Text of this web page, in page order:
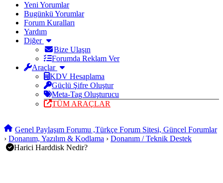
Yeni Yorumlar
Bugünkü Yorumlar
Forum Kuralları
Yardım
Diğer
Bize Ulaşın
Forumda Reklam Ver
Araçlar
KDV Hesaplama
Güçlü Şifre Oluştur
Meta-Tag Oluşturucu
TÜM ARAÇLAR
Genel Paylaşım Forumu ,Türkçe Forum Sitesi, Güncel Forumlar
› Donanım, Yazılım & Kodlama › Donanım / Teknik Destek
Harici Harddisk Nedir?